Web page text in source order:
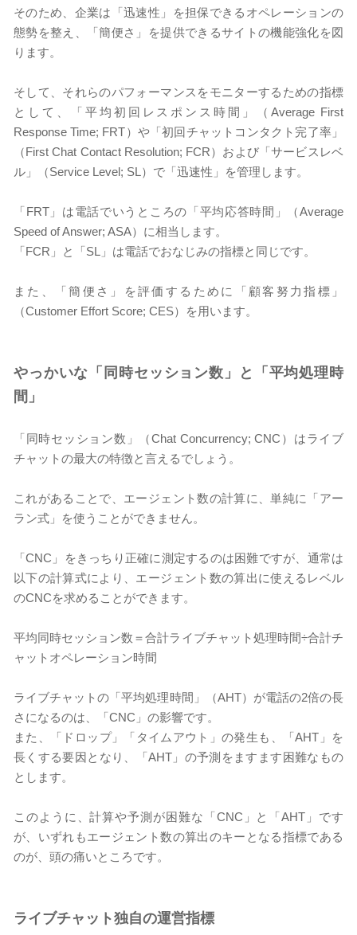
そのため、企業は「迅速性」を担保できるオペレーションの
態勢を整え、「簡便さ」を提供できるサイトの機能強化を図
ります。
そして、それらのパフォーマンスをモニターするための指標
として、「平均初回レスポンス時間」（Average First
Response Time; FRT）や「初回チャットコンタクト完了率」
（First Chat Contact Resolution; FCR）および「サービスレベ
ル」（Service Level; SL）で「迅速性」を管理します。
「FRT」は電話でいうところの「平均応答時間」（Average
Speed of Answer; ASA）に相当します。
「FCR」と「SL」は電話でおなじみの指標と同じです。
また、「簡便さ」を評価するために「顧客努力指標」
（Customer Effort Score; CES）を用います。
やっかいな「同時セッション数」と「平均処理時
間」
「同時セッション数」（Chat Concurrency; CNC）はライブ
チャットの最大の特徴と言えるでしょう。
これがあることで、エージェント数の計算に、単純に「アー
ラン式」を使うことができません。
「CNC」をきっちり正確に測定するのは困難ですが、通常は
以下の計算式により、エージェント数の算出に使えるレベル
のCNCを求めることができます。
平均同時セッション数＝合計ライブチャット処理時間÷合計チ
ャットオペレーション時間
ライブチャットの「平均処理時間」（AHT）が電話の2倍の長
さになるのは、「CNC」の影響です。
また、「ドロップ」「タイムアウト」の発生も、「AHT」を
長くする要因となり、「AHT」の予測をますます困難なもの
とします。
このように、計算や予測が困難な「CNC」と「AHT」です
が、いずれもエージェント数の算出のキーとなる指標である
のが、頭の痛いところです。
ライブチャット独自の運営指標